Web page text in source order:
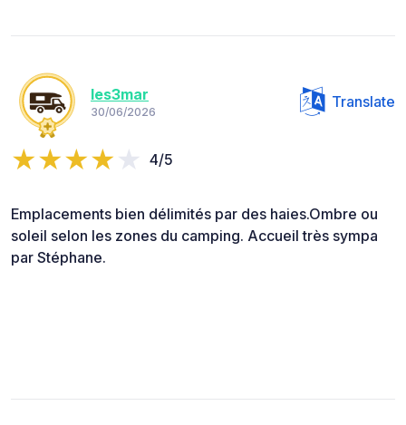
les3mar
30/06/2026
Translate
4/5
Emplacements bien délimités par des haies.Ombre ou
soleil selon les zones du camping. Accueil très sympa
par Stéphane.